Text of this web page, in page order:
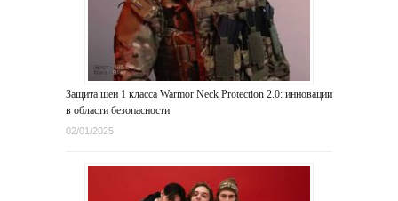
Защита шеи 1 класса Warmor Neck Protection 2.0: инновации
в области безопасности
02/01/2025